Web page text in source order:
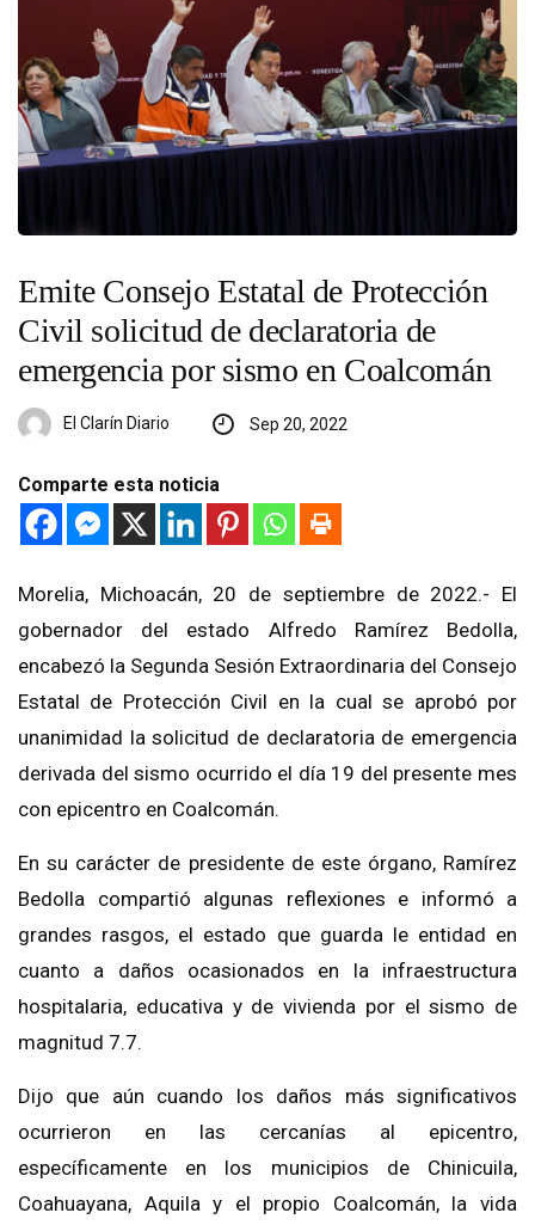
Emite Consejo Estatal de Protección
Civil solicitud de declaratoria de
emergencia por sismo en Coalcomán
El Clarín Diario Sep 20, 2022
Comparte esta noticia
Morelia, Michoacán, 20 de septiembre de 2022.- El
gobernador del estado Alfredo Ramírez Bedolla,
encabezó la Segunda Sesión Extraordinaria del Consejo
Estatal de Protección Civil en la cual se aprobó por
unanimidad la solicitud de declaratoria de emergencia
derivada del sismo ocurrido el día 19 del presente mes
con epicentro en Coalcomán.
En su carácter de presidente de este órgano, Ramírez
Bedolla compartió algunas reflexiones e informó a
grandes rasgos, el estado que guarda le entidad en
cuanto a daños ocasionados en la infraestructura
hospitalaria, educativa y de vivienda por el sismo de
magnitud 7.7.
Dijo que aún cuando los daños más significativos
ocurrieron en las cercanías al epicentro,
específicamente en los municipios de Chinicuila,
Coahuayana, Aquila y el propio Coalcomán, la vida